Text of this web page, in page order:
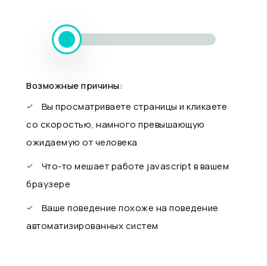
Возможные причины:
Вы просматриваете страницы и кликаете
со скоростью, намного превышающую
ожидаемую от человека
Что-то мешает работе javascript в вашем
браузере
Ваше поведение похоже на поведение
автоматизированных систем